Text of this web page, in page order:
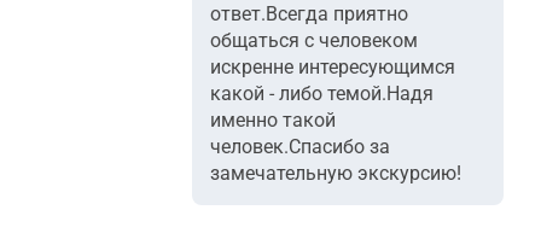
ответ.Всегда приятно
общаться с человеком
искренне интересующимся
какой - либо темой.Надя
именно такой
человек.Спасибо за
замечательную экскурсию!